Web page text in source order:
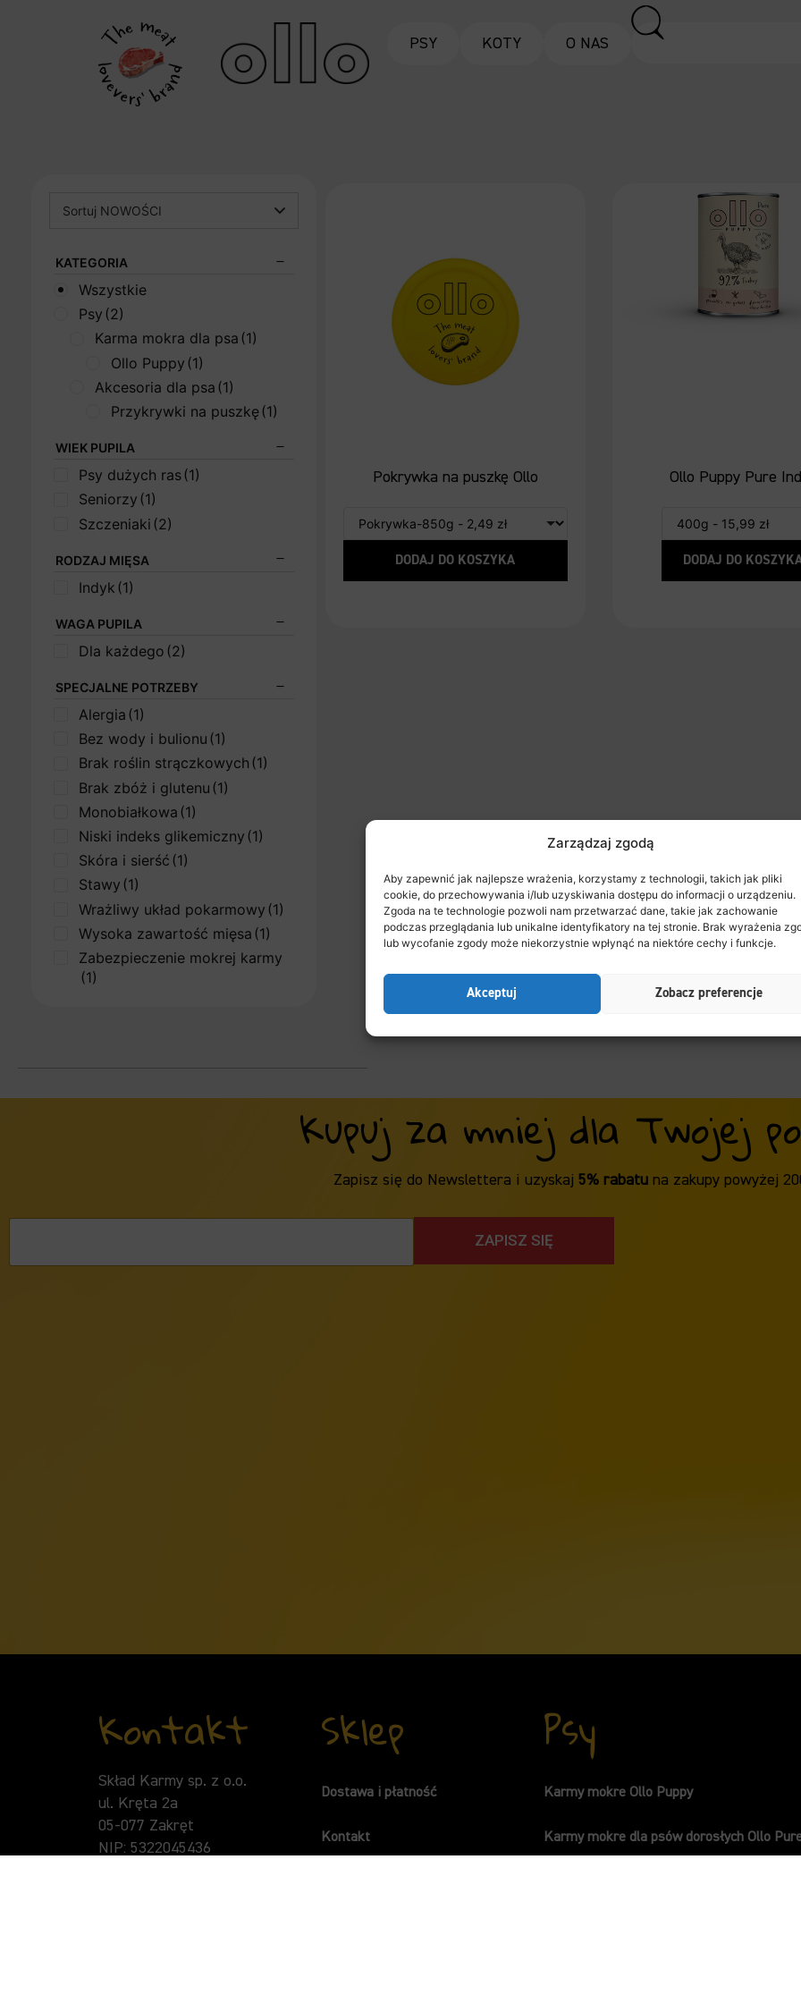
Zarządzaj zgodą
Aby zapewnić jak najlepsze wrażenia, korzystamy z technologii, takich jak pliki
cookie, do przechowywania i/lub uzyskiwania dostępu do informacji o urządzeniu.
Zgoda na te technologie pozwoli nam przetwarzać dane, takie jak zachowanie
podczas przeglądania lub unikalne identyfikatory na tej stronie. Brak wyrażenia
lub wycofanie zgody może niekorzystnie wpłynąć na niektóre cechy i funkcje.
Akceptuj Zobacz preferencje
PSY KOTY O NAS
Sortuj NOWOŚCI
KATEGORIA
Wszystkie
Psy (2)
Karma mokra dla psa (1)
Ollo Puppy (1)
Akcesoria dla psa (1)
Przykrywki na puszkę (1)
WIEK PUPILA
Psy dużych ras (1)
Seniorzy (1)
Szczeniaki (2)
RODZAJ MIĘSA
Indyk (1)
WAGA PUPILA
Dla każdego (2)
SPECJALNE POTRZEBY
Alergia (1)
Bez wody i bulionu (1)
Brak roślin strączkowych (1)
Brak zbóż i glutenu (1)
Monobiałkowa (1)
Niski indeks glikemiczny (1)
Skóra i sierść (1)
Stawy (1)
Wrażliwy układ pokarmowy (1)
Wysoka zawartość mięsa (1)
Zabezpieczenie mokrej karmy
(1)
Pokrywka na puszkę Ollo
DODAJ DO KOSZYKA
Ollo Puppy Pure
DODAJ DO
Kupuj za mniej dla Twojej
Zapisz się do Newslettera i uzyskaj 5% rabatuna zakupy powyżej
ZAPISZ SIĘ
Kontakt
Skład Karmy sp. z o.o.
ul. Kręta 2a
05-077 Zakręt
NIP: 5322045436
Sklep
Dostawa i płatność
Kontakt
Psy
Karmy mokre Ollo Puppy
Karmy mokre dla psów dorosłych Ollo